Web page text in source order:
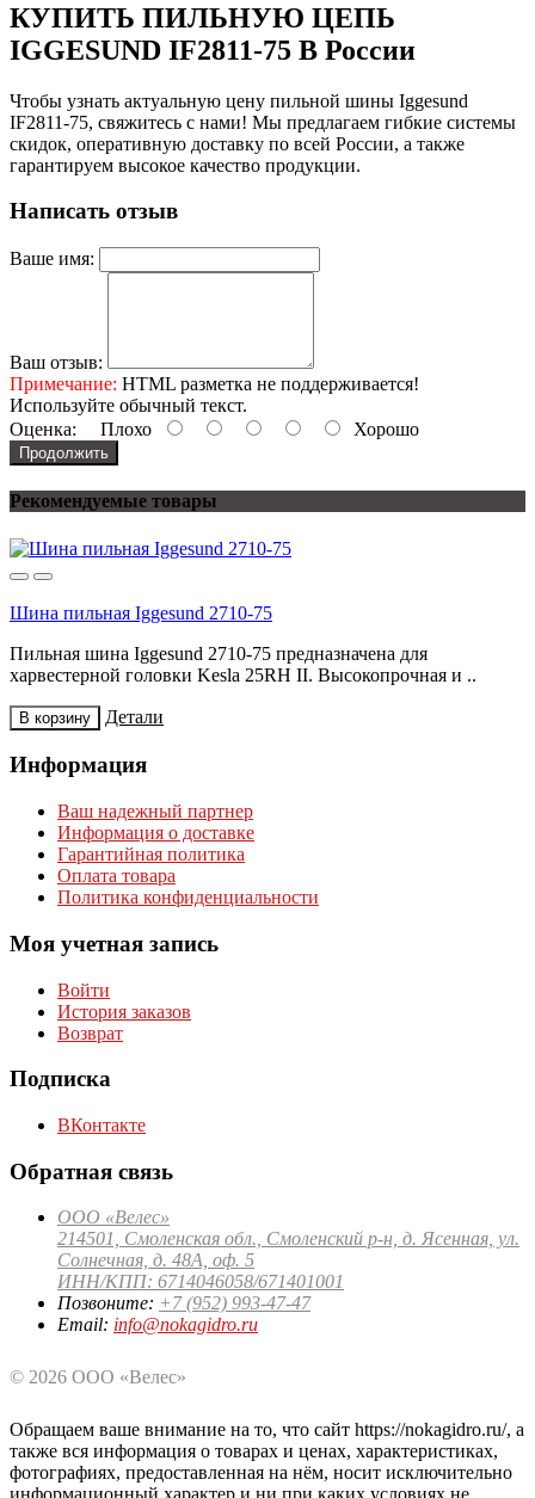
КУПИТЬ ПИЛЬНУЮ ЦЕПЬ
IGGESUND IF2811-75 В России
Чтобы узнать актуальную цену пильной шины Iggesund
IF2811-75, свяжитесь с нами! Мы предлагаем гибкие системы
скидок, оперативную доставку по всей России, а также
гарантируем высокое качество продукции.
Написать отзыв
Ваше имя:
Ваш отзыв:
Примечание: HTML разметка не поддерживается!
Используйте обычный текст.
Оценка: Плохо Хорошо
Продолжить
Рекомендуемые товары
Шина пильная Iggesund 2710-75
Пильная шина Iggesund 2710-75 предназначена для
харвестерной головки Kesla 25RH II. Высокопрочная и ..
В корзину Детали
Информация
Ваш надежный партнер
Информация о доставке
Гарантийная политика
Оплата товара
Политика конфиденциальности
Моя учетная запись
Войти
История заказов
Возврат
Подписка
ВКонтакте
Обратная связь
ООО «Велес»
214501, Смоленская обл., Смоленский р-н, д. Ясенная, ул.
Солнечная, д. 48А, оф. 5
ИНН/КПП: 6714046058/671401001
Позвоните: +7 (952) 993-47-47
Email: info@nokagidro.ru
© 2026 ООО «Велес»
Обращаем ваше внимание на то, что сайт https://nokagidro.ru/, а
также вся информация о товарах и ценах, характеристиках,
фотографиях, предоставленная на нём, носит исключительно